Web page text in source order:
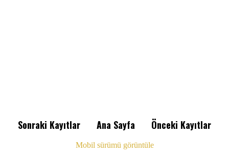
Sonraki Kayıtlar Önceki Kayıtlar
Ana Sayfa
Mobil sürümü görüntüle